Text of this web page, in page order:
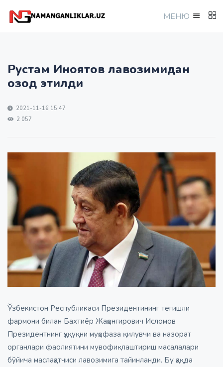
МEНЮ
Рустам Иноятов лавозимидан
озод этилди
2021-11-16 15:47
2 057
Ўзбекистон Республикаси Президентининг тегишли
фармони билан Бахтиёр Жаҳонгирович Исломов
Президентнинг ҳуқуқни муҳофаза қилувчи ва назорат
органлари фаолиятини мувофиқлаштириш масалалари
бўйича маслаҳатчиси лавозимига тайинланди. Бу ҳақда